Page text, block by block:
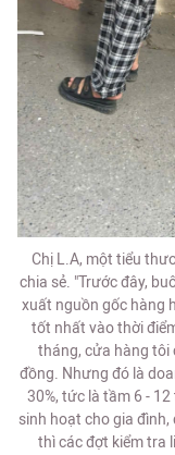
Chị L.A, một tiểu
chia sẻ. "Trước đây,
xuất nguồn gốc hàng
tốt nhất vào thời
tháng, cửa hàng tôi
đồng. Nhưng đó là
30%, tức là tầm 6 -
sinh hoạt cho gia
thì các đợt kiểm tra